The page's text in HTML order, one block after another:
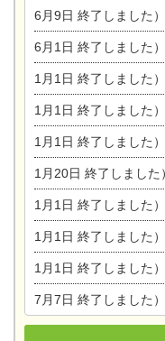
6月9日 終了しました）
6月1日 終了しました）
1月1日 終了しました）5月
1月1日 終了しました）3月16日(
1月1日 終了しました）2月
1月20日 終了しました）1月20日は
1月1日 終了しました）12
1月1日 終了しました）12月16
1月1日 終了しました）１２月９日
7月7日 終了しました）7月7・8日（土・日）は、地